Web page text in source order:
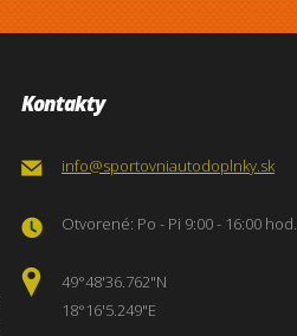
Kontakty
info@sportovniautodoplnky.sk
Otvorené: Po - Pi 9:00 - 16:00 hod.
49°48'36.762"N
18°16'5.249"E